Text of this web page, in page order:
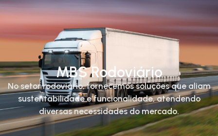
MBS Rodoviário
No setor rodoviário, fornecemos soluções que aliam
sustentabilidade e funcionalidade, atendendo
diversas necessidades do mercado.